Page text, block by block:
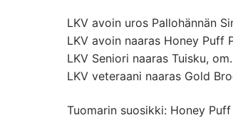
LKV avoin uros Pallohännän
LKV avoin naaras Honey Puff
LKV Seniori naaras Tuisku,
LKV veteraani naaras Gold
Tuomarin suosikki: Honey